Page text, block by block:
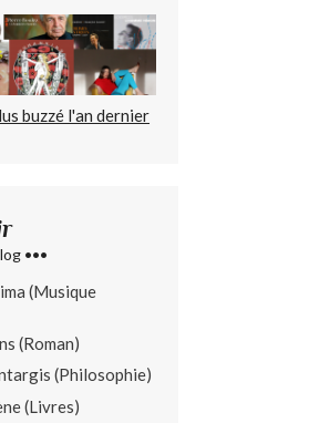
buzzé l'an dernier
•••
(Musique
(Roman)
(Philosophie)
(Livres)